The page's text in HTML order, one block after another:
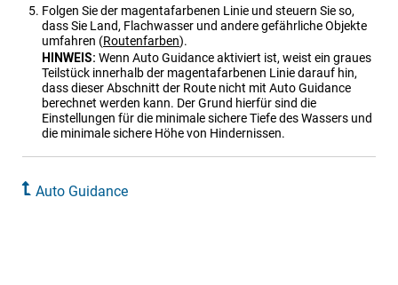
Folgen Sie der magentafarbenen Linie und steuern Sie so,
dass Sie Land, Flachwasser und andere gefährliche Objekte
umfahren (Routenfarben).
HINWEIS: Wenn Auto Guidance aktiviert ist, weist ein graues
Teilstück innerhalb der magentafarbenen Linie darauf hin,
dass dieser Abschnitt der Route nicht mit Auto Guidance
berechnet werden kann. Der Grund hierfür sind die
Einstellungen für die minimale sichere Tiefe des Wassers und
die minimale sichere Höhe von Hindernissen.
Auto Guidance